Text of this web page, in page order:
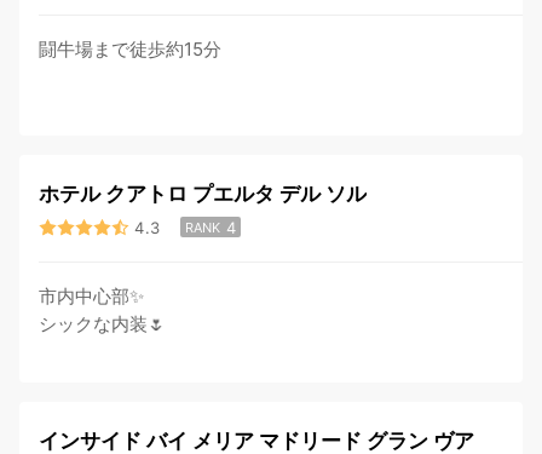
闘牛場まで徒歩約15分
ホテル クアトロ プエルタ デル ソル
4.3 RANK 4
市内中心部✨
シックな内装🌷
インサイド バイ メリア マドリード グラン ヴア